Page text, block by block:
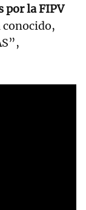
por la FIPV
conocido,